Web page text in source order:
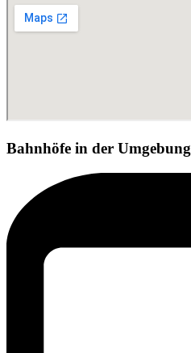
Bahnhöfe in der Umgebung